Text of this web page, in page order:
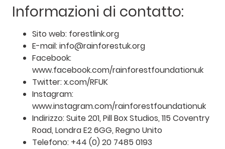
Informazioni di contatto:
Sito web: forestlink.org
E-mail: info@rainforestuk.org
Facebook:
www.facebook.com/rainforestfoundationuk
Twitter: x.com/RFUK
Instagram:
www.instagram.com/rainforestfoundationuk
Indirizzo: Suite 201, Pill Box Studios, 115 Coventry
Road, Londra E2 6GG, Regno Unito
Telefono: +44 (0) 20 7485 0193